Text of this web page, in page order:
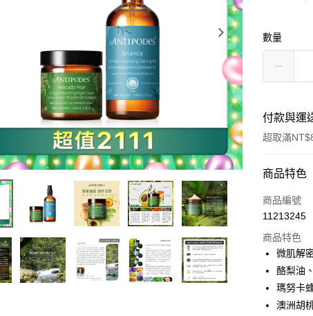
數量
付款與運
超取滿
付款方式
信用卡一次
LINE Pay
Apple Pay
ATM付款
商品特色
商品編號
11213245
商品特色
微肌解
酪梨油
瑪努卡
澳洲胡